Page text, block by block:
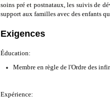
soins pré et postnataux, les suivis de
support aux familles avec des enfants
Exigences
Éducation:
Membre en règle de l'Ordre des
Expérience: